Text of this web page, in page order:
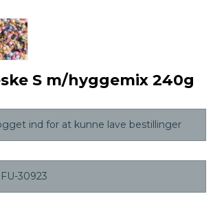
S m/hyggemix 240g
ind for at kunne lave bestillinger
FU-30923